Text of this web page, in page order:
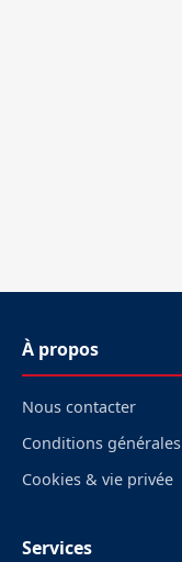
À propos
Nous contacter
Conditions générales
Cookies & vie privée
Services